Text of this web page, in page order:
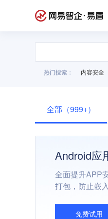
热门搜索： 内容安全
全部（999+）
Android应
全面提升APP
打包，防止嵌
免费试用